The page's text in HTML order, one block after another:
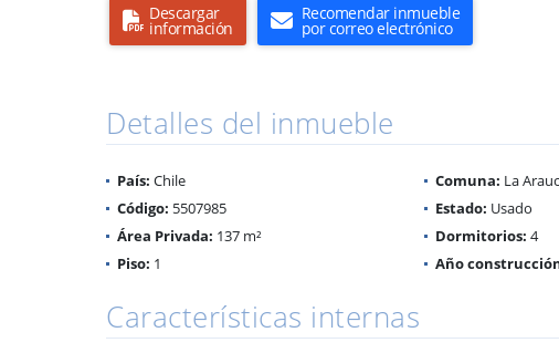
Descargar
información
Recomendar inmueble
por correo electrónico
Detalles del inmueble
País: Chile Comuna: La
Código: 5507985 Estado: Usado
Área Privada: 137 m² Dormitorios: 4
Piso: 1 Año
Características internas